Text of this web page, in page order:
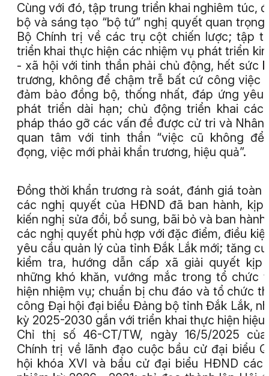
Cùng với đó, tập trung triển khai nghiêm túc,
bộ và sáng tạo “bộ tứ” nghị quyết quan trọng
Bộ Chính trị về các trụ cột chiến lược; tập
triển khai thực hiện các nhiệm vụ phát triển
- xã hội với tinh thần phải chủ động, hết sức
trương, không để chậm trễ bất cứ công việc
đảm bảo đồng bộ, thống nhất, đáp ứng yêu
phát triển dài hạn; chủ động triển khai các
pháp tháo gỡ các vấn đề được cử tri và Nhân
quan tâm với tinh thần “việc cũ không để
đọng, việc mới phải khẩn trương, hiệu quả”.
Đồng thời khẩn trương rà soát, đánh giá toàn
các nghị quyết của HĐND đã ban hành, kịp
kiến nghị sửa đổi, bổ sung, bãi bỏ và ban hành
các nghị quyết phù hợp với đặc điểm, điều
yêu cầu quản lý của tỉnh Đắk Lắk mới; tăng
kiểm tra, hướng dẫn cấp xã giải quyết kịp
những khó khăn, vướng mắc trong tổ chức
hiện nhiệm vụ; chuẩn bị chu đáo và tổ chức
công Đại hội đại biểu Đảng bộ tỉnh Đắk Lắk,
kỳ 2025-2030 gắn với triển khai thực hiện hiệu
Chỉ thị số 46-CT/TW, ngày 16/5/2025
Chính trị về lãnh đạo cuộc bầu cử đại biểu
hội khóa XVI và bầu cử đại biểu HĐND các